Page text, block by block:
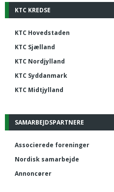
KTC KREDSE
KTC Hovedstaden
KTC Sjælland
KTC Nordjylland
KTC Syddanmark
KTC Midtjylland
SAMARBEJDSPARTNERE
Associerede foreninger
Nordisk samarbejde
Annoncører